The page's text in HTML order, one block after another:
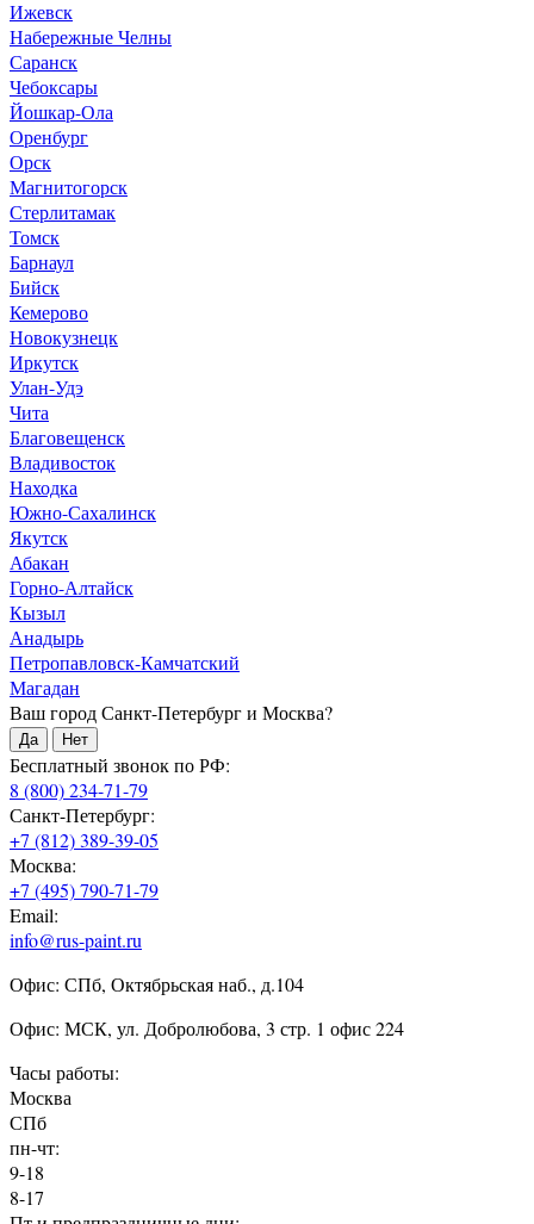
Ижевск
Набережные Челны
Саранск
Чебоксары
Йошкар-Ола
Оренбург
Орск
Магнитогорск
Стерлитамак
Томск
Барнаул
Бийск
Кемерово
Новокузнецк
Иркутск
Улан-Удэ
Чита
Благовещенск
Владивосток
Находка
Южно-Сахалинск
Якутск
Абакан
Горно-Алтайск
Кызыл
Анадырь
Петропавловск-Камчатский
Магадан
Ваш город Санкт-Петербург и Москва?
Да Нет
Бесплатный звонок по РФ:
8 (800) 234-71-79
Санкт-Петербург:
+7 (812) 389-39-05
Москва:
+7 (495) 790-71-79
Email:
info@rus-paint.ru
Офис: СПб, Октябрьская наб., д.104
Офис: МСК, ул. Добролюбова, 3 стр. 1 офис 224
Часы работы:
Москва
СПб
пн-чт:
9-18
8-17